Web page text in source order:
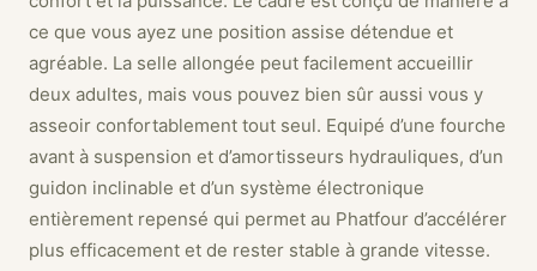
ce que vous ayez une position assise détendue et
agréable. La selle allongée peut facilement accueillir
deux adultes, mais vous pouvez bien sûr aussi vous y
asseoir confortablement tout seul. Equipé d’une fourche
avant à suspension et d’amortisseurs hydrauliques, d’un
guidon inclinable et d’un système électronique
entièrement repensé qui permet au Phatfour d’accélérer
plus efficacement et de rester stable à grande vitesse.